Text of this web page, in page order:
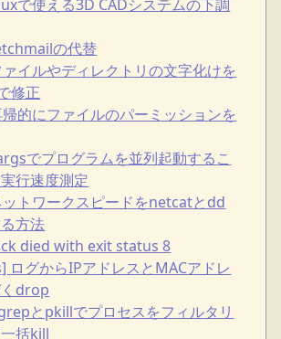
で使える3D CADシステムの下調
の代替
イルやディレクトリの文字化けを
修正
的にファイルのパーミッションを
でプログラムを並列起動するこ
行速度測定
トワークスピードをnetcatとdd
方法
died with exit status 8
ログからIPアドレスとMACアドレ
drop
とpkillでプロセスをフィルタリ
括kill